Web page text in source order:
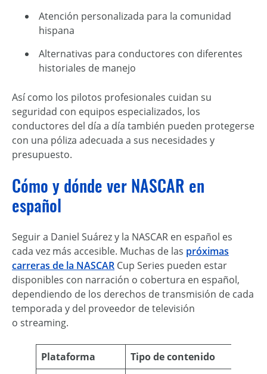
Atención personalizada para la comunidad
hispana
Alternativas para conductores con diferentes
historiales de manejo
Así como los pilotos profesionales cuidan su
seguridad con equipos especializados, los
conductores del día a día también pueden protegerse
con una póliza adecuada a sus necesidades y
presupuesto.
Cómo y dónde ver NASCAR en
español
Seguir a Daniel Suárez y la NASCAR en español es
cada vez más accesible. Muchas de las próximas
carreras de la NASCAR Cup Series pueden estar
disponibles con narración o cobertura en español,
dependiendo de los derechos de transmisión de cada
temporada y del proveedor de televisión
o streaming.
Plataforma
Tipo de contenido